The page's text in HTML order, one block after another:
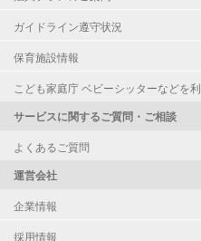
ガイドライン遵守状況
保育施設情報
こども家庭庁 ベビーシッターなどを
サービスに関するご質問・ご相談
よくあるご質問
運営会社
企業情報
採用情報